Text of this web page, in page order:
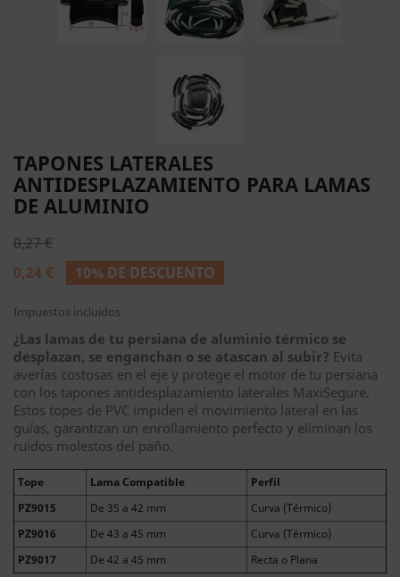
TAPONES LATERALES
ANTIDESPLAZAMIENTO PARA LAMAS
DE ALUMINIO
0,27 €
0,24 €
10% DE DESCUENTO
Impuestos incluidos
¿Las lamas de tu persiana de aluminio térmico se
desplazan, se enganchan o se atascan al subir? Evita
averías costosas en el eje y protege el motor de tu persiana
con los tapones antidesplazamiento laterales MaxiSegure.
Estos topes de PVC impiden el movimiento lateral en las
guías, garantizan un enrollamiento perfecto y eliminan los
ruidos molestos del paño.
Tope Lama Compatible
Perfil
PZ9015
De 35 a 42 mm
Curva (Térmico)
PZ9016
De 43 a 45 mm
Curva (Térmico)
PZ9017
De 42 a 45 mm Recta o Plana